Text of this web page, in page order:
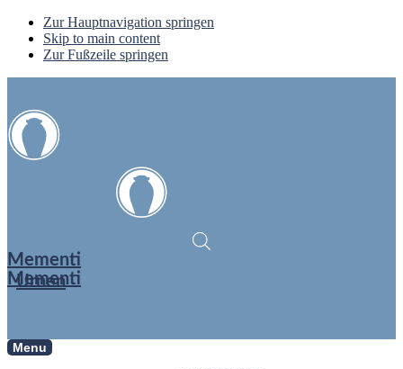
Zur Hauptnavigation springen
Skip to main content
Zur Fußzeile springen
Mementi
Urnen
Mementi
Menu